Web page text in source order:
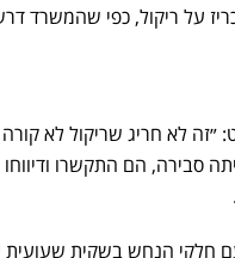
ולהכריז על ריקול, כפי
לא חריג שריקול לא קורה
סבירה, הם התקשרו
חלקי הנחש בשקית